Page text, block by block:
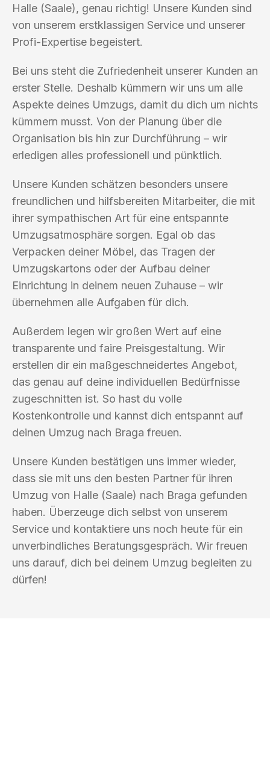
Halle (Saale), genau richtig! Unsere Kunden sind
von unserem erstklassigen Service und unserer
Profi-Expertise begeistert.
Bei uns steht die Zufriedenheit unserer Kunden an
erster Stelle. Deshalb kümmern wir uns um alle
Aspekte deines Umzugs, damit du dich um nichts
kümmern musst. Von der Planung über die
Organisation bis hin zur Durchführung – wir
erledigen alles professionell und pünktlich.
Unsere Kunden schätzen besonders unsere
freundlichen und hilfsbereiten Mitarbeiter, die mit
ihrer sympathischen Art für eine entspannte
Umzugsatmosphäre sorgen. Egal ob das
Verpacken deiner Möbel, das Tragen der
Umzugskartons oder der Aufbau deiner
Einrichtung in deinem neuen Zuhause – wir
übernehmen alle Aufgaben für dich.
Außerdem legen wir großen Wert auf eine
transparente und faire Preisgestaltung. Wir
erstellen dir ein maßgeschneidertes Angebot,
das genau auf deine individuellen Bedürfnisse
zugeschnitten ist. So hast du volle
Kostenkontrolle und kannst dich entspannt auf
deinen Umzug nach Braga freuen.
Unsere Kunden bestätigen uns immer wieder,
dass sie mit uns den besten Partner für ihren
Umzug von Halle (Saale) nach Braga gefunden
haben. Überzeuge dich selbst von unserem
Service und kontaktiere uns noch heute für ein
unverbindliches Beratungsgespräch. Wir freuen
uns darauf, dich bei deinem Umzug begleiten zu
dürfen!